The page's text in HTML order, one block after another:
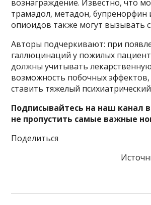
вознаграждение. Известно, что
трамадол, метадон, бупренорфин
опиоидов также могут вызывать
Авторы подчеркивают: при
галлюцинаций у пожилых
должны учитывать
возможность побочных
ставить тяжелый
Подписывайтесь на наш канал
не пропустить самые важные
Поделиться